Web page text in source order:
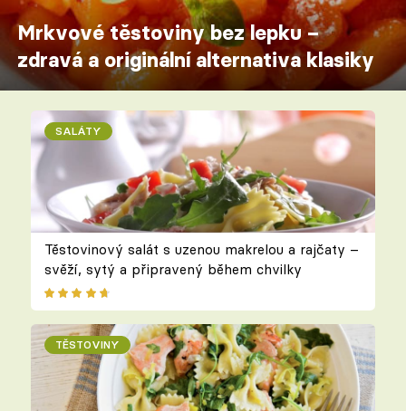
Mrkvové těstoviny bez lepku –
zdravá a originální alternativa klasiky
SALÁTY
Těstovinový salát s uzenou makrelou a rajčaty –
svěží, sytý a připravený během chvilky
TĚSTOVINY